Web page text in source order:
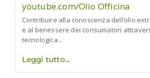
Gabriele
youtube.com/Olio Officina
Contribuire alla conoscenza dell’olio
e al benessere dei consumatori
tecnologica...
Leggi tuttoL’olio